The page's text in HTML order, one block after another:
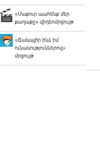
«Մաքուր պահենք մեր
քաղաքը» վիդեոմրցույթ
«Ճանաչի՛ր ինձ իմ
ունակություններով»
մրցույթ